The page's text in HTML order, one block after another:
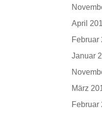
April
Februar
Januar
März
Februar